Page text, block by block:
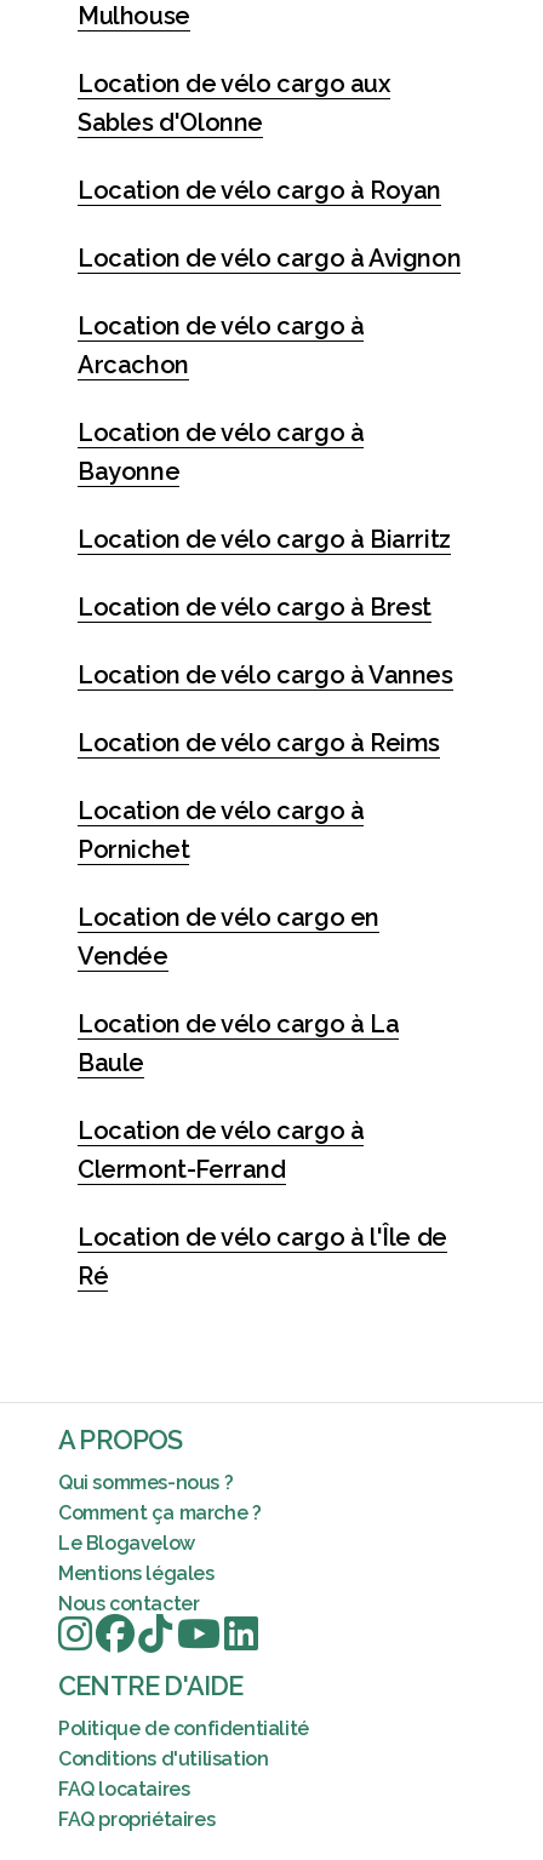
Mulhouse
Location de vélo cargo aux
Sables d'Olonne
Location de vélo cargo à Royan
Location de vélo cargo à Avignon
Location de vélo cargo à
Arcachon
Location de vélo cargo à
Bayonne
Location de vélo cargo à Biarritz
Location de vélo cargo à Brest
Location de vélo cargo à Vannes
Location de vélo cargo à Reims
Location de vélo cargo à
Pornichet
Location de vélo cargo en
Vendée
Location de vélo cargo à La
Baule
Location de vélo cargo à
Clermont-Ferrand
Location de vélo cargo à l'Île de
Ré
A PROPOS
Qui sommes-nous ?
Comment ça marche ?
Le Blogavelow
Mentions légales
Nous contacter
CENTRE D'AIDE
Politique de confidentialité
Conditions d'utilisation
FAQ locataires
FAQ propriétaires